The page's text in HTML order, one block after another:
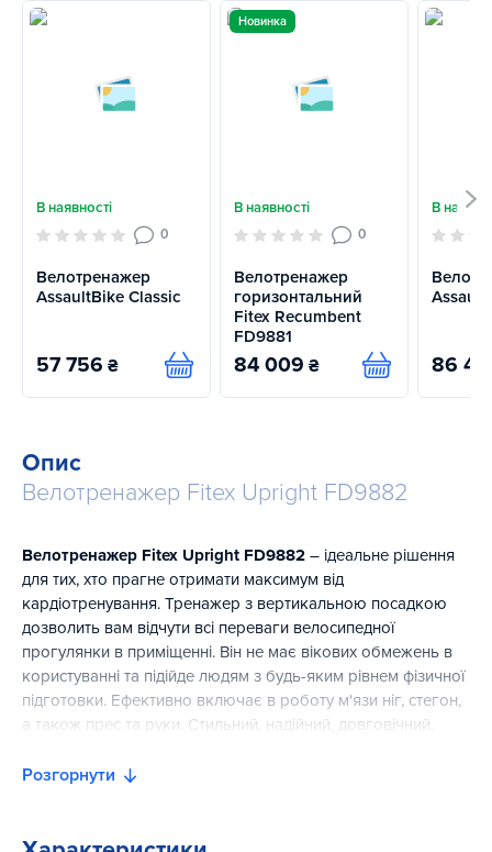
В наявності
0
Велотренажер
AssaultBike Classic
57 756 ₴ Купити
Новинка
В наявності
0
Велотренажер
горизонтальний
Fitex Recumbent
FD9881
84 009 ₴ Купити
В
86
Опис
Велотренажер Fitex Upright FD9882
Велотренажер Fitex Upright FD9882 – ідеальне рішення
для тих, хто прагне отримати максимум від
кардіотренування. Тренажер з вертикальною посадкою
дозволить вам відчути всі переваги велосипедної
прогулянки в приміщенні. Він не має вікових обмежень в
користуванні та підійде людям з будь-яким рівнем фізичної
підготовки. Ефективно включає в роботу м'язи ніг, стегон,
а також прес та руки. Стильний, надійний, довговічний,
працюватиме разом з вами на ваш результат.
Розгорнути